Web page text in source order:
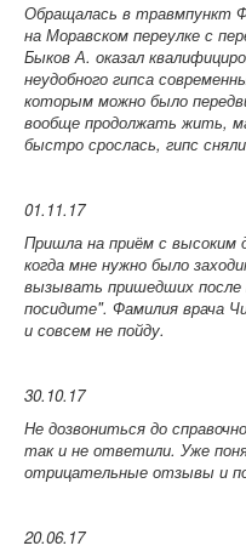
Обращалась в травмпункт
на Моравском переулке с
Быков А. оказал
неудобного гипса
которым можно было
вообще продолжать жить,
быстро срослась, гипс
01.11.17
Пришла на приём с высоким
когда мне нужно было
вызывать пришедших после
посидите". Фамилия врача
и совсем не пойду.
30.10.17
Не дозвониться до
так и не ответили. Уже
отрицательные отзывы и
20.06.17